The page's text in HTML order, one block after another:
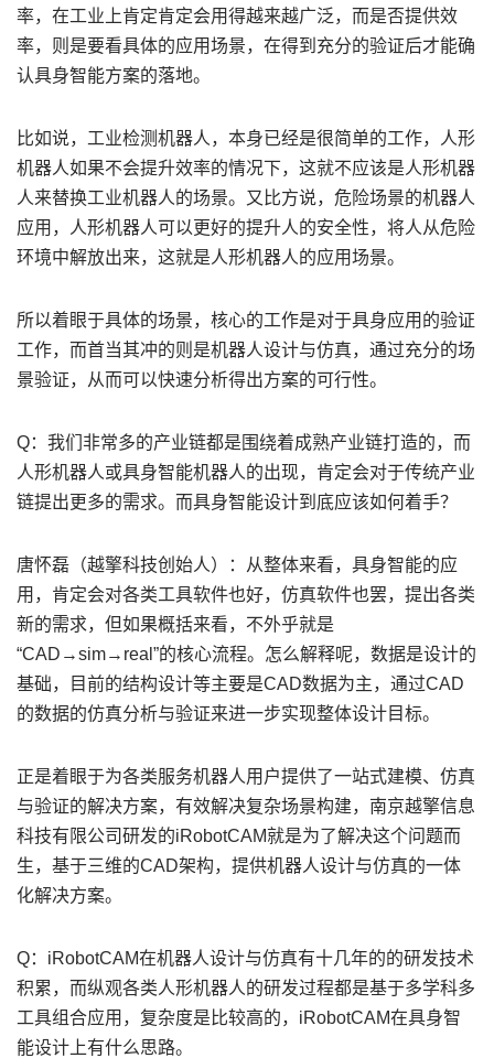
率，在工业上肯定肯定会用得越来越广泛，而是否提供效
率，则是要看具体的应用场景，在得到充分的验证后才能确
认具身智能方案的落地。
比如说，工业检测机器人，本身已经是很简单的工作，人形
机器人如果不会提升效率的情况下，这就不应该是人形机器
人来替换工业机器人的场景。又比方说，危险场景的机器人
应用，人形机器人可以更好的提升人的安全性，将人从危险
环境中解放出来，这就是人形机器人的应用场景。
所以着眼于具体的场景，核心的工作是对于具身应用的验证
工作，而首当其冲的则是机器人设计与仿真，通过充分的场
景验证，从而可以快速分析得出方案的可行性。
Q：我们非常多的产业链都是围绕着成熟产业链打造的，而
人形机器人或具身智能机器人的出现，肯定会对于传统产业
链提出更多的需求。而具身智能设计到底应该如何着手？
唐怀磊（越擎科技创始人）：从整体来看，具身智能的应
用，肯定会对各类工具软件也好，仿真软件也罢，提出各类
新的需求，但如果概括来看，不外乎就是
“CAD→sim→real”的核心流程。怎么解释呢，数据是设计的
基础，目前的结构设计等主要是CAD数据为主，通过CAD
的数据的仿真分析与验证来进一步实现整体设计目标。
正是着眼于为各类服务机器人用户提供了一站式建模、仿真
与验证的解决方案，有效解决复杂场景构建，南京越擎信息
科技有限公司研发的iRobotCAM就是为了解决这个问题而
生，基于三维的CAD架构，提供机器人设计与仿真的一体
化解决方案。
Q：iRobotCAM在机器人设计与仿真有十几年的的研发技术
积累，而纵观各类人形机器人的研发过程都是基于多学科多
工具组合应用，复杂度是比较高的，iRobotCAM在具身智
能设计上有什么思路。